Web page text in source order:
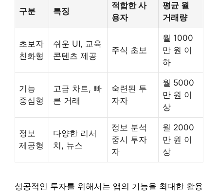
구분 특징
적합한 사
용자
평균 월
거래량
초보자
친화형
쉬운 UI, 교육
콘텐츠 제공
주식 초보
월 1000
만 원 이
하
기능
중심형
고급 차트, 빠
른 거래
숙련된 투
자자
월 5000
만 원 이
상
정보
제공형
다양한 리서
치, 뉴스
정보 분석
중시 투자
자
월 2000
만 원 이
상
성공적인 투자를 위해서는 앱의 기능을 최대한 활용